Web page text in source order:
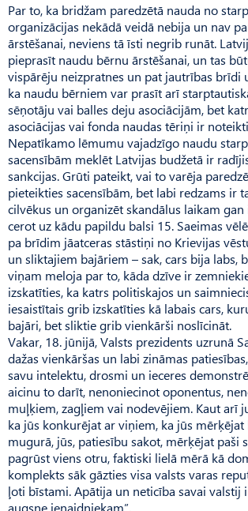
Par to, ka bridžam paredzētā nauda no
organizācijas nekādā veidā nebija un nav
ārstēšanai, neviens tā īsti negrib runāt.
pieprasīt naudu bērnu ārstēšanai, un tas
vispārēju neizpratnes un pat jautrības brīdi
ka naudu bērniem var prasīt arī
sēņotāju vai balles deju asociācijām, bet
asociācijas vai fonda naudas tēriņi ir
Nepatīkamo lēmumu vajadzīgo naudu
sacensībām meklēt Latvijas budžetā ir
sankcijas. Grūti pateikt, vai to varēja
pieteikties sacensībām, bet labi redzams ir
cilvēkus un organizēt skandālus laikam
cerot uz kādu papildu balsi 15. Saeimas
pa brīdim jāatceras stāstiņi no Krievijas
un sliktajiem bajāriem – sak, cars bija labs,
viņam meloja par to, kāda dzīve ir
izskatīties, ka katrs politiskajos un
iesaistītais grib izskatīties kā labais cars,
bajāri, bet sliktie grib vienkārši noslīcināt.
Vakar, 18. jūnijā, Valsts prezidents uzrunā
dažas vienkāršas un labi zināmas
savu intelektu, drosmi un ieceres
aicinu to darīt, nenoniecinot oponentus,
muļķiem, zagļiem vai nodevējiem. Kaut arī
ka jūs konkurējat ar viņiem, ka jūs
mugurā, jūs, patiesību sakot, mērķējat paši
pagrūst viens otru, faktiski lielā mērā kā
komplekts sāk gāzties visa valsts varas
ļoti bīstami. Apātija un neticība savai valstij
augsne ienaidniekam”.